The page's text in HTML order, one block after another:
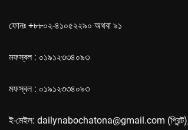
ফোনঃ +৮৮০২-৪১০৫২২৯০ অথবা ৯১
মফস্বল : ০১৯১২৩৩৪০৯৩
মফস্বল : ০১৯১২৩৩৪০৯৩
ই-মেইল: dailynabochatona@gmail.com